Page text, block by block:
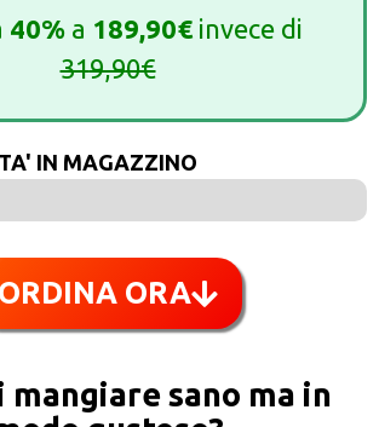
40% a 189,90€ invece di
319,90€
IN MAGAZZINO
ORDINA ORA
mangiare sano ma in